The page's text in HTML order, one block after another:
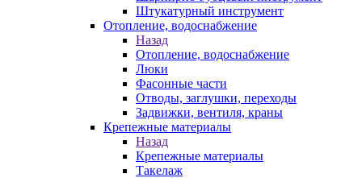
Штукатурный инструмент
Отопление, водоснабжение
Назад
Отопление, водоснабжение
Люки
Фасонные части
Отводы, заглушки, переходы
Задвижки, вентиля, краны
Крепежные материалы
Назад
Крепежные материалы
Такелаж